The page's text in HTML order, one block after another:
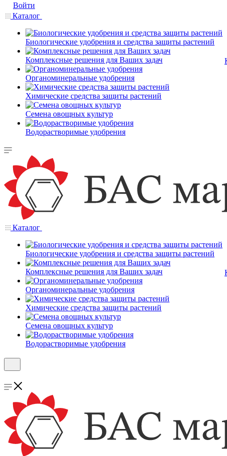
Войти
Каталог
Биологические удобрения и средства защиты растений
Комплексные решения для Ваших задач
Органоминеральные удобрения
Химические средства защиты растений
Семена овощных культур
Водорастворимые удобрения
Каталог
Биологические удобрения и средства защиты растений
Комплексные решения для Ваших задач
Органоминеральные удобрения
Химические средства защиты растений
Семена овощных культур
Водорастворимые удобрения